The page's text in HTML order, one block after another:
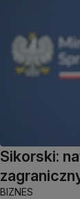
Sikorski:
BIZNES